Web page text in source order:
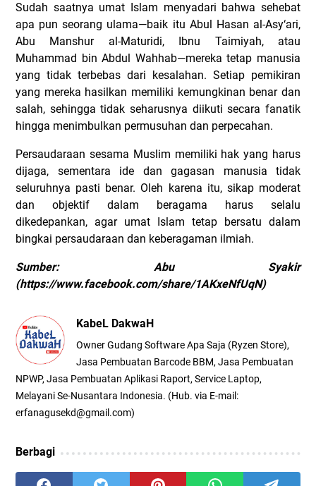
Sudah saatnya umat Islam menyadari bahwa sehebat
apa pun seorang ulama—baik itu Abul Hasan al-Asy‘ari,
Abu Manshur al-Maturidi, Ibnu Taimiyah, atau
Muhammad bin Abdul Wahhab—mereka tetap manusia
yang tidak terbebas dari kesalahan. Setiap pemikiran
yang mereka hasilkan memiliki kemungkinan benar dan
salah, sehingga tidak seharusnya diikuti secara fanatik
hingga menimbulkan permusuhan dan perpecahan.
Persaudaraan sesama Muslim memiliki hak yang harus
dijaga, sementara ide dan gagasan manusia tidak
seluruhnya pasti benar. Oleh karena itu, sikap moderat
dan objektif dalam beragama harus selalu
dikedepankan, agar umat Islam tetap bersatu dalam
bingkai persaudaraan dan keberagaman ilmiah.
Sumber: Abu Syakir
(https://www.facebook.com/share/1AKxeNfUqN)
KabeL DakwaH
Owner Gudang Software Apa Saja (Ryzen Store),
Jasa Pembuatan Barcode BBM, Jasa Pembuatan
NPWP, Jasa Pembuatan Aplikasi Raport, Service Laptop,
Melayani Se-Nusantara Indonesia. (Hub. via E-mail:
erfanagusekd@gmail.com)
Berbagi